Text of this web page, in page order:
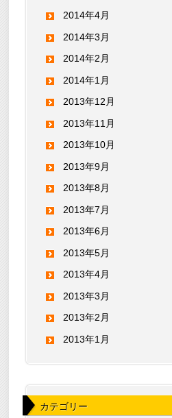
2014年4月
2014年3月
2014年2月
2014年1月
2013年12月
2013年11月
2013年10月
2013年9月
2013年8月
2013年7月
2013年6月
2013年5月
2013年4月
2013年3月
2013年2月
2013年1月
カテゴリー